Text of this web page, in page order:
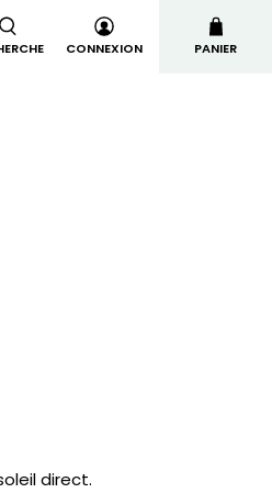
CONNEXION PANIER
direct.